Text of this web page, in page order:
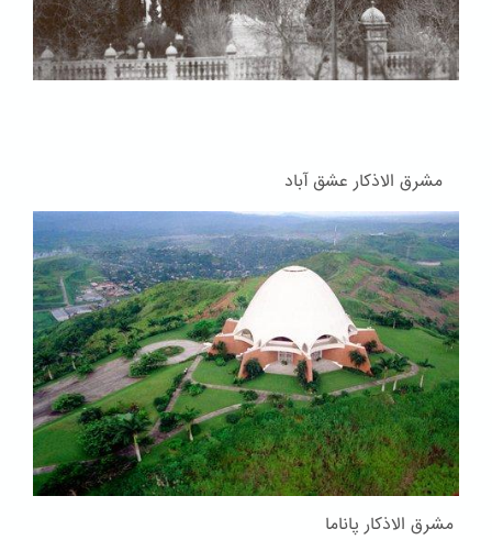
مشرق الاذکار عشق آباد
مشرق الاذکار پاناما